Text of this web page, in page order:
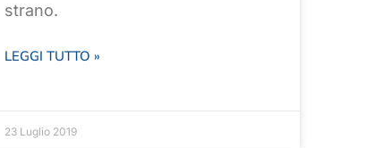
strano.
LEGGI TUTTO »
23 Luglio 2019